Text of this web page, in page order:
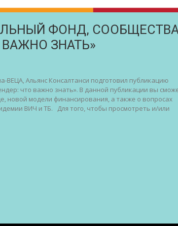
ФОНД,
ЗНАТЬ»
ВЕЦА, Альянс Консалтанси подготовил публикацию
что важно знать». В данной публикации вы
новой модели финансирования, а также о вопросах
ВИЧ и ТБ. Для того, чтобы просмотреть и/или